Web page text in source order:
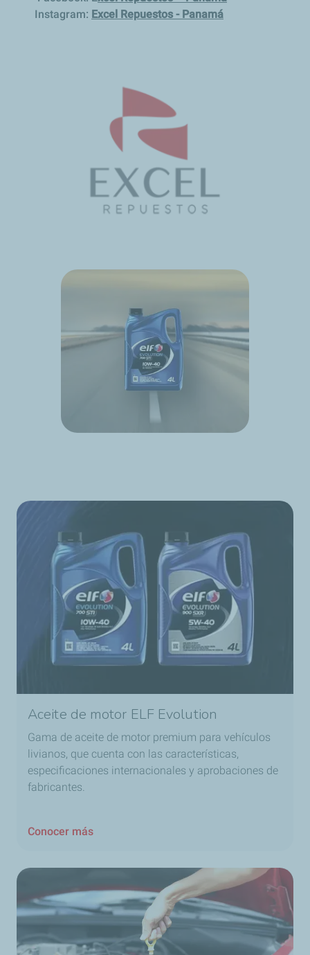
Instagram: Excel Repuestos - Panamá
Aceite de motor ELF Evolution
Gama de aceite de motor premium para vehículos
livianos, que cuenta con las características,
especificaciones internacionales y aprobaciones de
fabricantes.
Conocer más